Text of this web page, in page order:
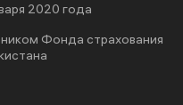
2020 года
Фонда страхования